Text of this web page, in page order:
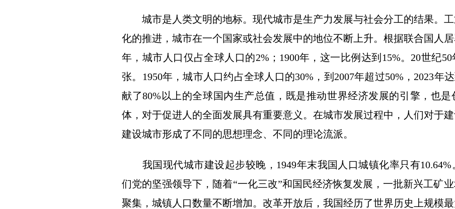
城市是人类文明的地标。现代城市是生产力发展与社会分工的结果。工
化的推进，城市在一个国家或社会发展中的地位不断上升。根据联合国人居
年，城市人口仅占全球人口的2%；1900年，这一比例达到15%。20世纪
张。1950年，城市人口约占全球人口的30%，到2007年超过50%，2023年
献了80%以上的全球国内生产总值，既是推动世界经济发展的引擎，也
体，对于促进人的全面发展具有重要意义。在城市发展过程中，人们对于
建设城市形成了不同的思想理念、不同的理论流派。
我国现代城市建设起步较晚，1949年末我国人口城镇化率只有10.64%
们党的坚强领导下，随着“一化三改”和国民经济恢复发展，一批新兴工矿
聚集，城镇人口数量不断增加。改革开放后，我国经历了世界历史上规模